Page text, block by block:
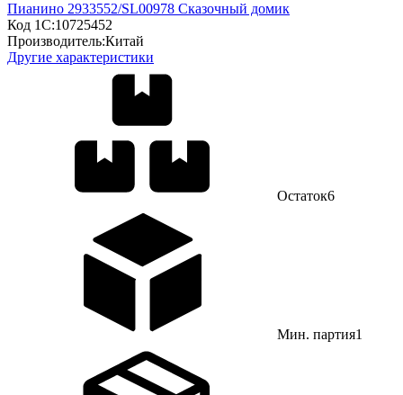
Пианино 2933552/SL00978 Сказочный домик
Код 1С:10725452
Производитель:Китай
Другие характеристики
Остаток6
Мин. партия1